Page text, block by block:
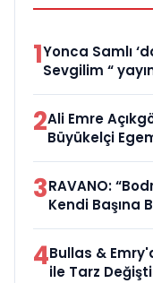
1Yonca Samlı
Sevgilim “
2Ali Emre
Büyükelçi
3RAVANO:
Kendi Başına
4Bullas &
ile Tarz